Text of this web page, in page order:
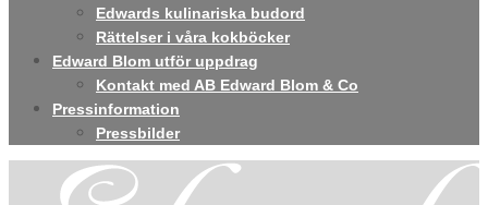
Edwards kulinariska budord
Rättelser i våra kokböcker
Edward Blom utför uppdrag
Kontakt med AB Edward Blom & Co
Pressinformation
Pressbilder